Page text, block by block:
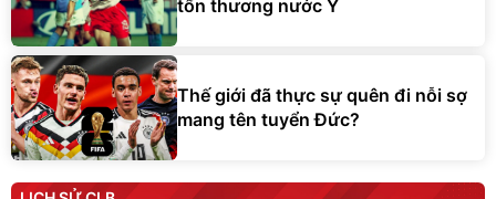
tổn thương nước Ý
Thế giới đã thực sự quên đi nỗi sợ
mang tên tuyển Đức?